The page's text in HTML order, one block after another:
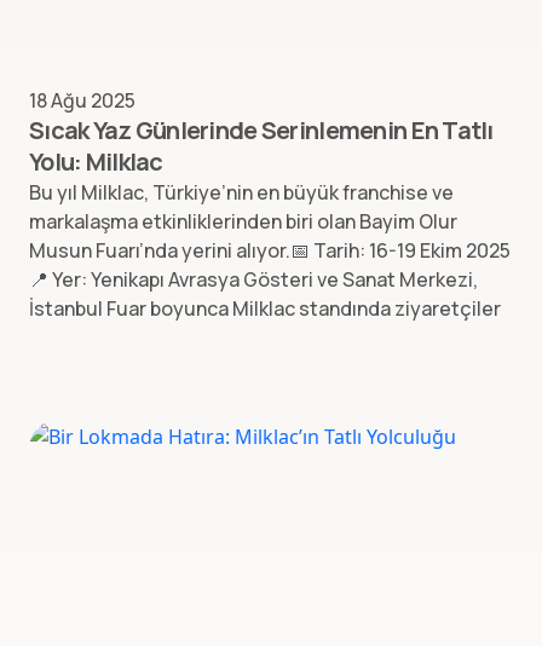
18 Ağu 2025
Sıcak Yaz Günlerinde Serinlemenin En Tatlı
Yolu: Milklac
Bu yıl Milklac, Türkiye’nin en büyük franchise ve
markalaşma etkinliklerinden biri olan Bayim Olur
Musun Fuarı’nda yerini alıyor.📅 Tarih: 16-19 Ekim 2025
📍 Yer: Yenikapı Avrasya Gösteri ve Sanat Merkezi,
İstanbul Fuar boyunca Milklac standında ziyaretçiler